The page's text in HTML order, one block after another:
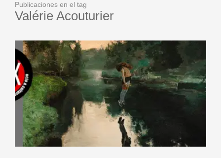
Publicaciones en el tag
Valérie Acouturier